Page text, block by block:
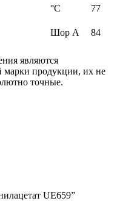
°С 77
Шор A 84
являются
марки продукции, их не
точные.
UE659”